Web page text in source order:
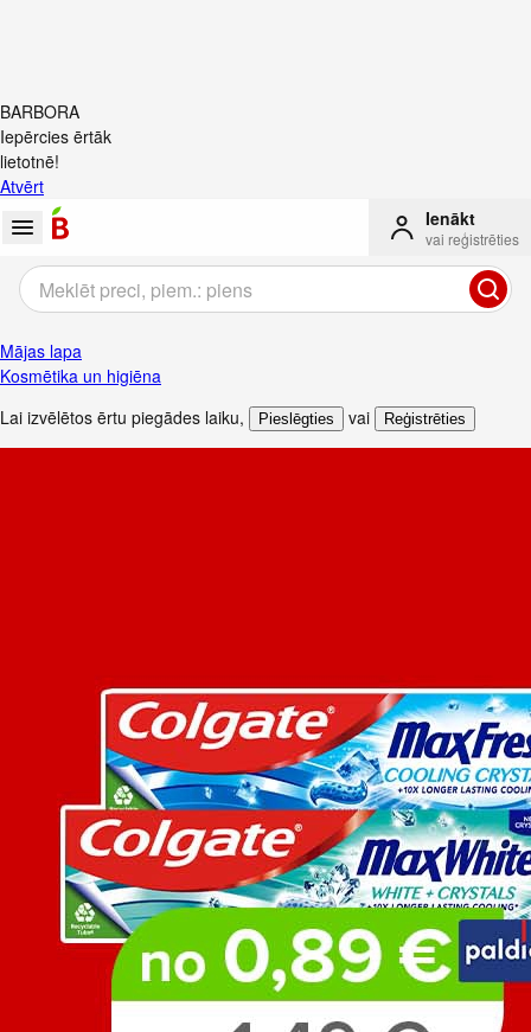
BARBORA
Iepērcies ērtāk
lietotnē!
Atvērt
Ienākt
vai reģistrēties
Mājas lapa
Kosmētika un higiēna
Lai izvēlētos ērtu piegādes laiku, Pieslēgties vai Reģistrēties